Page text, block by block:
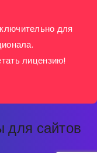
для
лицензию!